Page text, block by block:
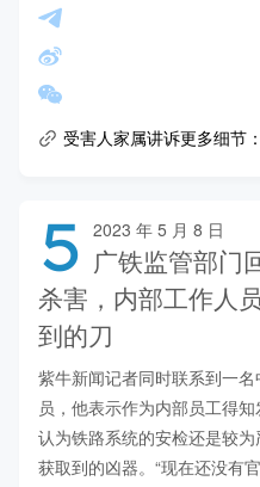
受害人家属讲诉更多细节
5 2023 年 5 月 8 日
广铁监管部门
杀害，内部工作人
到的刀
紫牛新闻记者同时联系到一
员，他表示作为内部员工得
认为铁路系统的安检还是较
获取到的凶器。“现在还没有